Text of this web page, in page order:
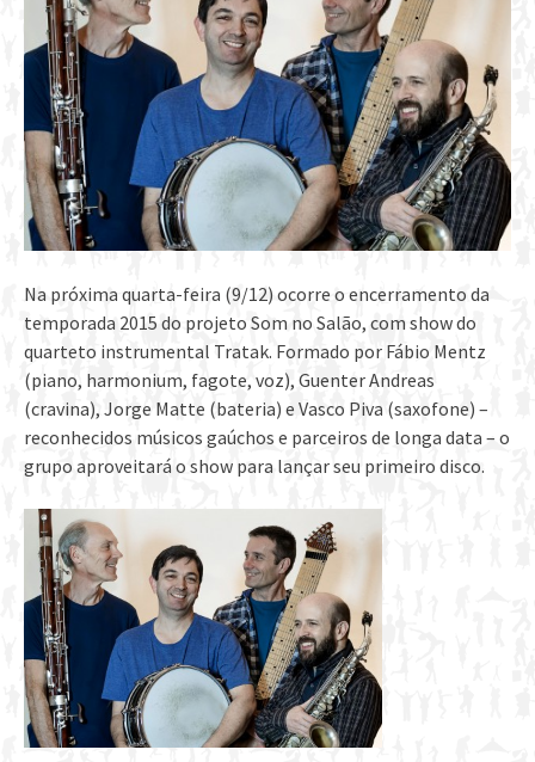
Na próxima quarta-feira (9/12) ocorre o encerramento da
temporada 2015 do projeto Som no Salão, com show do
quarteto instrumental Tratak. Formado por Fábio Mentz
(piano, harmonium, fagote, voz), Guenter Andreas
(cravina), Jorge Matte (bateria) e Vasco Piva (saxofone) –
reconhecidos músicos gaúchos e parceiros de longa data – o
grupo aproveitará o show para lançar seu primeiro disco.